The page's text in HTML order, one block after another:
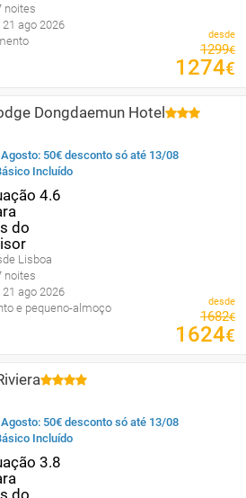
noites
21 ago 2026
desde
1299€
1274€
Dongdaemun Hotel
50€ desconto só até 13/08
Incluído
Lisboa
noites
21 ago 2026
e pequeno-almoço
desde
1682€
1624€
50€ desconto só até 13/08
Incluído